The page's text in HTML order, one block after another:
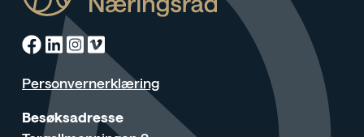
Facebook
Linkedin
Instagram
Vimeo
Personvernerklæring
Besøksadresse